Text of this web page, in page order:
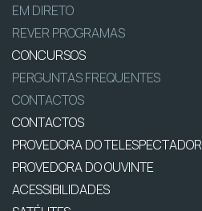
EM DIRETO
REVER PROGRAMAS
CONCURSOS
PERGUNTAS FREQUENTES
CONTACTOS
CONTACTOS
PROVEDORA DO TELESPECTADOR
PROVEDORA DO OUVINTE
ACESSIBILIDADES